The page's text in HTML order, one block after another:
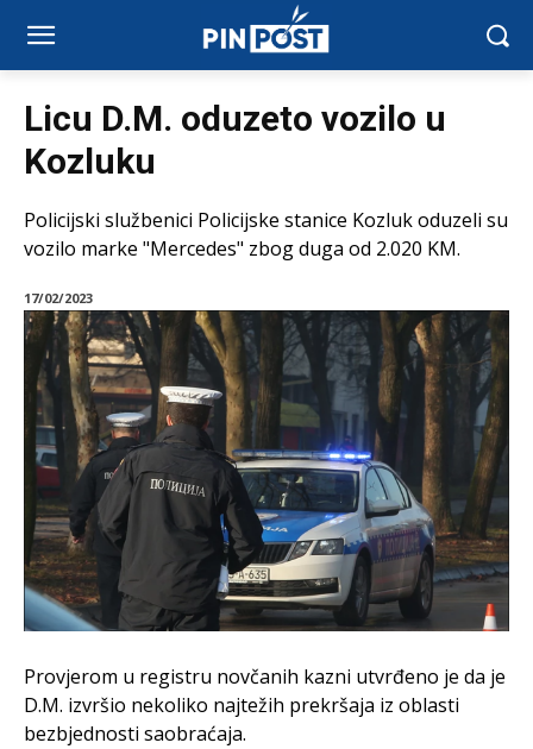
Licu D.M. oduzeto vozilo u
Kozluku
Policijski službenici Policijske stanice Kozluk oduzeli su
vozilo marke "Mercedes" zbog duga od 2.020 KM.
17/02/2023
Provjerom u registru novčanih kazni utvrđeno je da je
D.M. izvršio nekoliko najtežih prekršaja iz oblasti
bezbjednosti saobraćaja.